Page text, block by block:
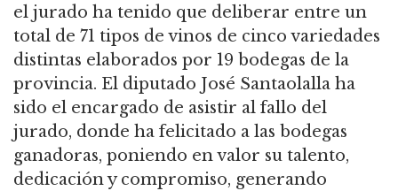
el jurado ha tenido que deliberar entre un
total de 71 tipos de vinos de cinco variedades
distintas elaborados por 19 bodegas de la
provincia. El diputado José Santaolalla ha
sido el encargado de asistir al fallo del
jurado, donde ha felicitado a las bodegas
ganadoras, poniendo en valor su talento,
dedicación y compromiso, generando